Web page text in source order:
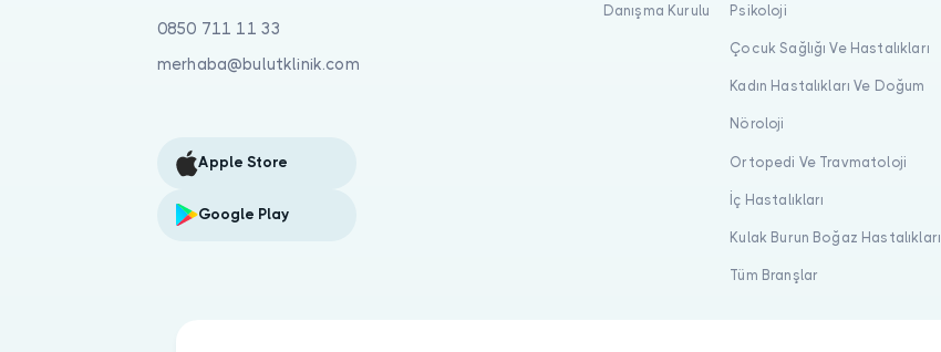
0850 711 11 33
merhaba@bulutklinik.com
Apple Store
Google Play
Danışma Kurulu Psikoloji
Çocuk Sağlığı Ve Hastalıkları
Kadın Hastalıkları Ve Doğum
Nöroloji
Ortopedi Ve Travmatoloji
İç Hastalıkları
Kulak Burun Boğaz Hastalıkları
Tüm Branşlar